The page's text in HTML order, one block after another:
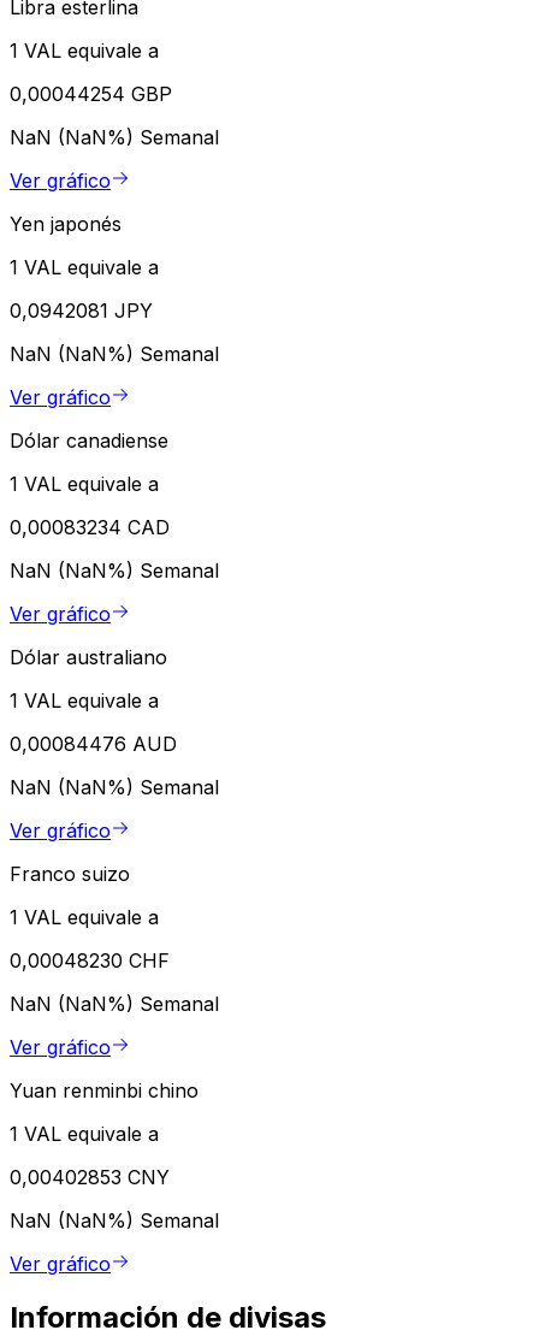
Libra esterlina
1 VAL equivale a
0,00044254 GBP
NaN (NaN%) Semanal
Ver gráfico
Yen japonés
1 VAL equivale a
0,0942081 JPY
NaN (NaN%) Semanal
Ver gráfico
Dólar canadiense
1 VAL equivale a
0,00083234 CAD
NaN (NaN%) Semanal
Ver gráfico
Dólar australiano
1 VAL equivale a
0,00084476 AUD
NaN (NaN%) Semanal
Ver gráfico
Franco suizo
1 VAL equivale a
0,00048230 CHF
NaN (NaN%) Semanal
Ver gráfico
Yuan renminbi chino
1 VAL equivale a
0,00402853 CNY
NaN (NaN%) Semanal
Ver gráfico
Información de divisas